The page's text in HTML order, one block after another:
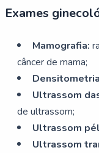
Exames
Mamografia:
câncer de mama;
Ultrassom
de ultrassom;
Ultrassom
Ultrassom